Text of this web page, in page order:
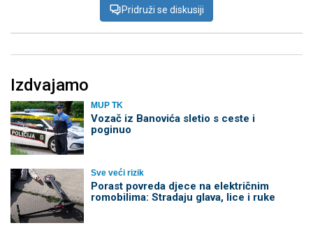
Pridruži se diskusiji
Izdvajamo
MUP TK
Vozač iz Banovića sletio s ceste i
poginuo
Sve veći rizik
Porast povreda djece na električnim
romobilima: Stradaju glava, lice i ruke